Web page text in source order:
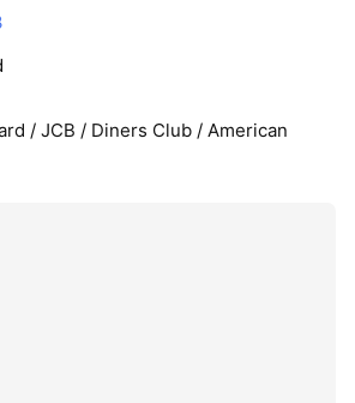
/ JCB / Diners Club / American